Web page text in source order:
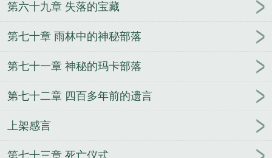
第六十九章 失落的宝藏
第七十章 雨林中的神秘部落
第七十一章 神秘的玛卡部落
第七十二章 四百多年前的遗言
上架感言